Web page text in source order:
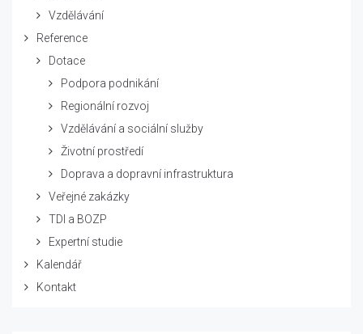
Vzdělávání
Reference
Dotace
Podpora podnikání
Regionální rozvoj
Vzdělávání a sociální služby
Životní prostředí
Doprava a dopravní infrastruktura
Veřejné zakázky
TDI a BOZP
Expertní studie
Kalendář
Kontakt